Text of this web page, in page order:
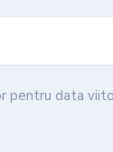
pentru data